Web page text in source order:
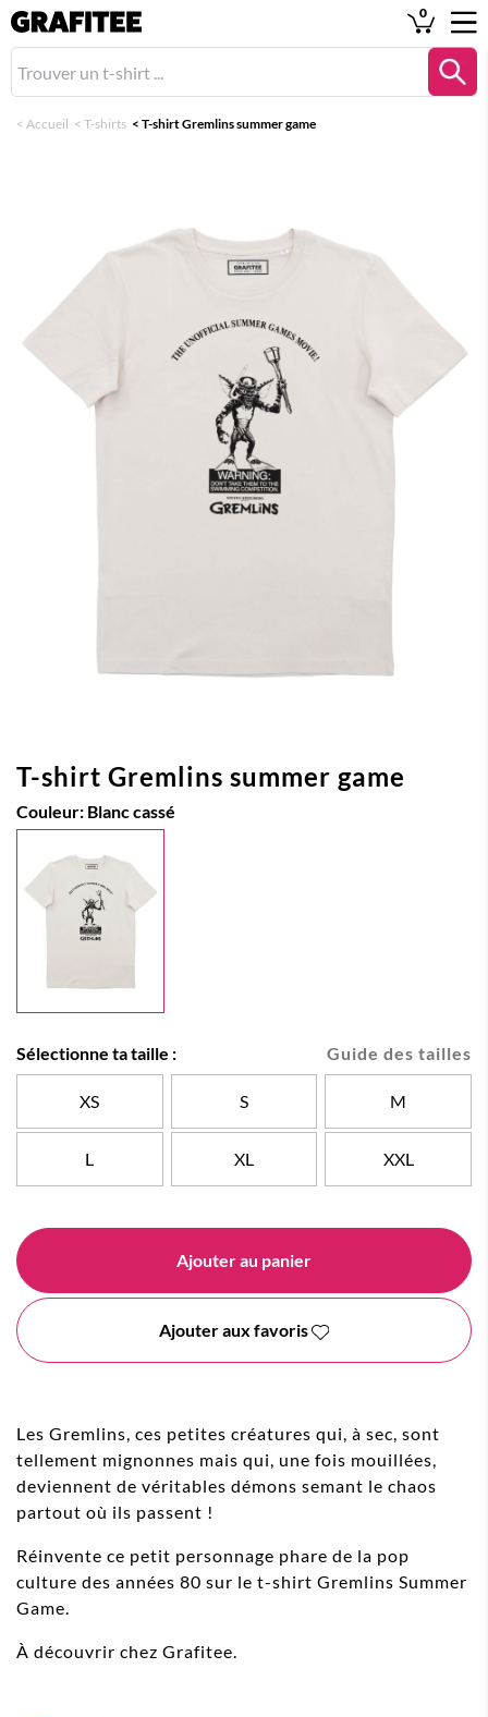
0
< Accueil < T-shirts < T-shirt Gremlins summer game
T-shirt Gremlins summer game
Couleur: Blanc cassé
Guide des tailles
Sélectionne ta taille :
XS S M
L XL XXL
Ajouter au panier
Ajouter aux favoris
Les Gremlins, ces petites créatures qui, à sec, sont
tellement mignonnes mais qui, une fois mouillées,
deviennent de véritables démons semant le chaos
partout où ils passent !
Réinvente ce petit personnage phare de la pop
culture des années 80 sur le t-shirt Gremlins Summer
Game.
À découvrir chez Grafitee.